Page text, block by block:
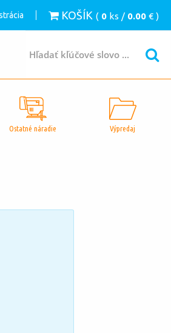
KOŠÍK ( 0 ks / 0.00 € )
Ostatné náradie Výpredaj